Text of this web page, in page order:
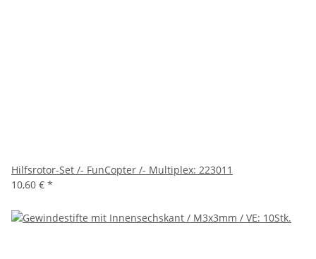
Hilfsrotor-Set /- FunCopter /- Multiplex: 223011
10,60 € *